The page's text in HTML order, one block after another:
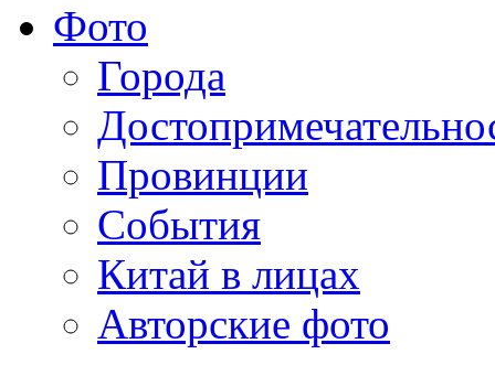
Фото
Города
Провинции
События
Китай в лицах
Авторские фото